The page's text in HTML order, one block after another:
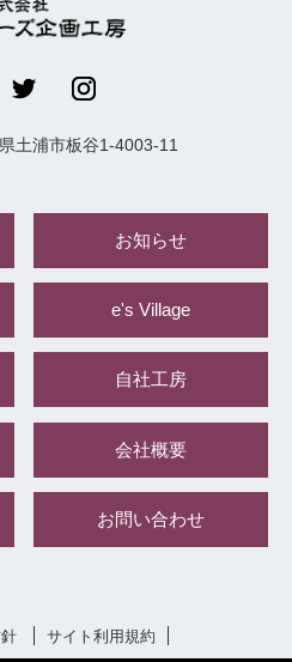
土浦市板谷1-4003-11
お知らせ
e's Village
自社工房
会社概要
お問い合わせ
サイト利用規約